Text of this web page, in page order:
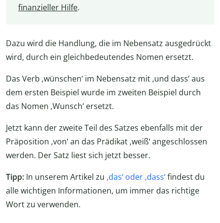
finanzieller Hilfe.
Dazu wird die Handlung, die im Nebensatz ausgedrückt
wird, durch ein gleichbedeutendes Nomen ersetzt.
Das Verb ‚wünschen‘ im Nebensatz mit ‚und dass‘ aus
dem ersten Beispiel wurde im zweiten Beispiel durch
das Nomen ‚Wunsch‘ ersetzt.
Jetzt kann der zweite Teil des Satzes ebenfalls mit der
Präposition ‚von‘ an das Prädikat ‚weiß‘ angeschlossen
werden. Der Satz liest sich jetzt besser.
Tipp: In unserem Artikel zu ,das‘ oder ,dass‘findest du
alle wichtigen Informationen, um immer das richtige
Wort zu verwenden.